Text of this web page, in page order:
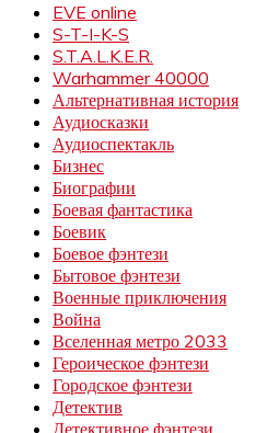
EVE online
S-T-I-K-S
S.T.A.L.K.E.R.
Warhammer 40000
Альтернативная история
Аудиосказки
Аудиоспектакль
Бизнес
Биографии
Боевая фантастика
Боевик
Боевое фэнтези
Бытовое фэнтези
Военные приключения
Война
Вселенная метро 2033
Героическое фэнтези
Городское фэнтези
Детектив